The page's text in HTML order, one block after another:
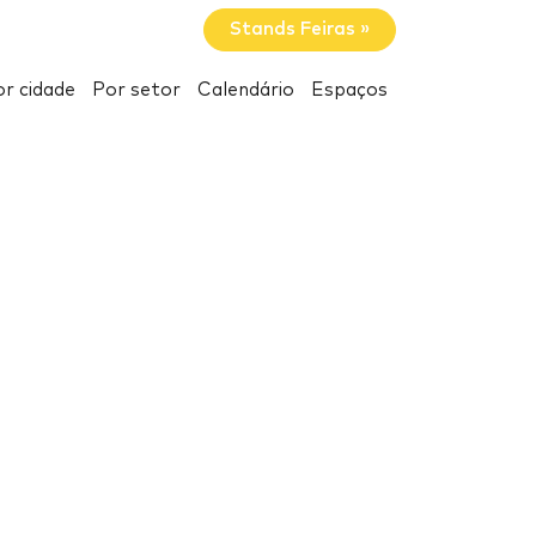
Stands Feiras »
cidade Por setor Calendário Espaços